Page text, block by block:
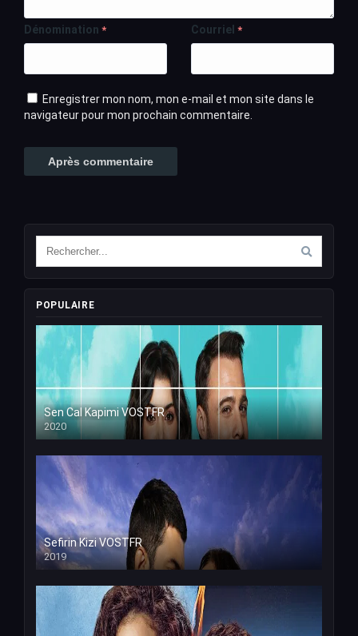
Dénomination * Courriel *
Enregistrer mon nom, mon e-mail et mon site dans le
navigateur pour mon prochain commentaire.
POPULAIRE
Sen Cal Kapimi VOSTFR
2020
Sefirin Kizi VOSTFR
2019